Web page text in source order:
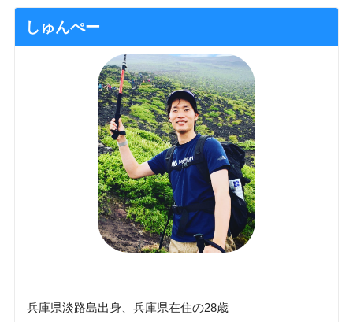
しゅんぺー
兵庫県淡路島出身、兵庫県在住の28歳